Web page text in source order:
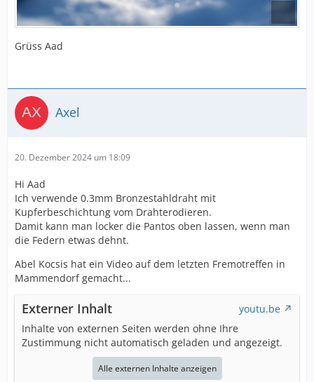
Grüss Aad
Axel
20. Dezember 2024 um 18:09
Hi Aad
Ich verwende 0.3mm Bronzestahldraht mit
Kupferbeschichtung vom Drahterodieren.
Damit kann man locker die Pantos oben lassen, wenn man
die Federn etwas dehnt.
Abel Kocsis hat ein Video auf dem letzten Fremotreffen in
Mammendorf gemacht...
Externer Inhalt
youtu.be
Inhalte von externen Seiten werden ohne Ihre
Zustimmung nicht automatisch geladen und angezeigt.
Alle externen Inhalte anzeigen